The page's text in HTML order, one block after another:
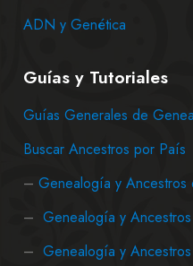
ADN y Genética
Guías y Tutoriales
Guías Generales de
Buscar Ancestros por País
– Genealogía y Ancestros
– Genealogía y
– Genealogía y